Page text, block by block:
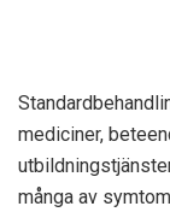
mediciner,
många av